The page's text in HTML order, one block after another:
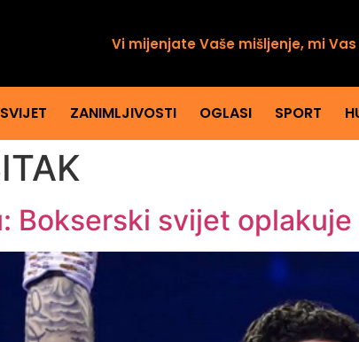
Vi mijenjate Vaše mišljenje, mi
SVIJET ZANIMLJIVOSTI OGLASI SPORT
Bokserski svijet